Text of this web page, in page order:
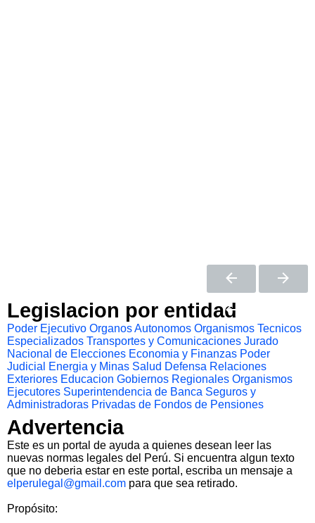
Legislacion por entidad
Poder Ejecutivo Organos Autonomos Organismos Tecnicos
Especializados Transportes y Comunicaciones Jurado
Nacional de Elecciones Economia y Finanzas Poder
Judicial
Energia y Minas Salud Defensa Relaciones
Exteriores Educacion Gobiernos Regionales Organismos
Ejecutores Superintendencia de Banca Seguros y
Administradoras Privadas de Fondos de Pensiones
Advertencia
Este es un portal de ayuda a quienes desean leer las
nuevas normas legales del Perú. Si encuentra algun texto
que no deberia estar en este portal, escriba un mensaje a
elperulegal@gmail.com para que sea retirado.
Propósito: